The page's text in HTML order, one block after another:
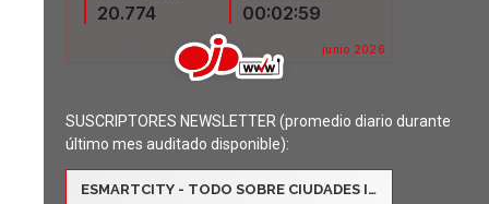
SUSCRIPTORES NEWSLETTER (promedio diario durante
último mes auditado disponible):